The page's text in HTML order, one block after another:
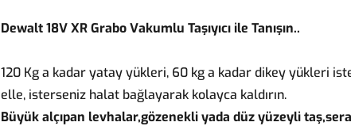
Dewalt 18V XR Grabo Vakumlu Taşıyıcı ile Tanışın..
120 Kg a kadar yatay yükleri, 60 kg a kadar dikey yükleri
elle, isterseniz halat bağlayarak kolayca kaldırın.
Büyük alçıpan levhalar,gözenekli yada düz yüzeyli